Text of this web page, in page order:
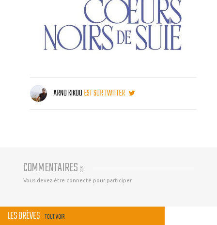
ARNO KIKOOEST SUR TWITTER
COMMENTAIRES (0)
Vous devez être connecté pour participer
LES BRÈVES TOUT VOIR